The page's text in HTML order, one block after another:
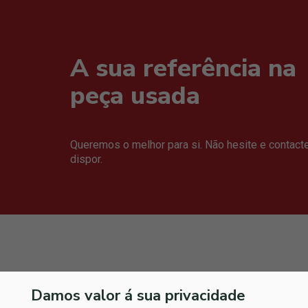
A sua referência na
peça usada
Queremos o melhor para si. Não hesite e
dispor.
Damos valor á sua privacidade